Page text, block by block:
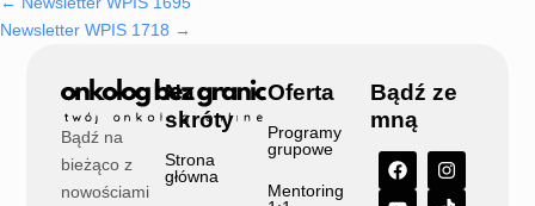
Newsletter WPIS 1718 →
Bądź na
bieżąco z
nowościami
Na
skróty
Strona
główna
Oferta
Programy
grupowe
Mentoring
Bądź ze
mną